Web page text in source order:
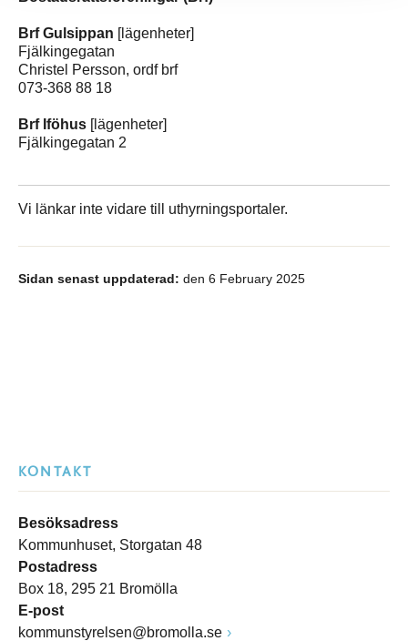
Brf Gulsippan [lägenheter]
Fjälkingegatan
Christel Persson, ordf brf
073-368 88 18
Brf Iföhus [lägenheter]
Fjälkingegatan 2
Vi länkar inte vidare till uthyrningsportaler.
Sidan senast uppdaterad: den 6 February 2025
KONTAKT
Besöksadress
Kommunhuset, Storgatan 48
Postadress
Box 18, 295 21 Bromölla
E-post
kommunstyrelsen@bromolla.se